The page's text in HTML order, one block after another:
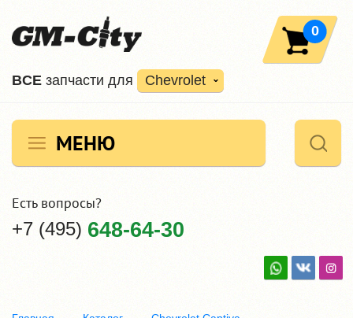
ВCE запчасти для Chevrolet
0
МЕНЮ
Есть вопросы?
+7 (495) 648-64-30